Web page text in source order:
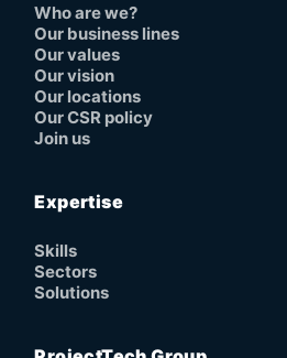
Who are we?
Our business lines
Our values
Our vision
Our locations
Our CSR policy
Join us
Expertise
Skills
Sectors
Solutions